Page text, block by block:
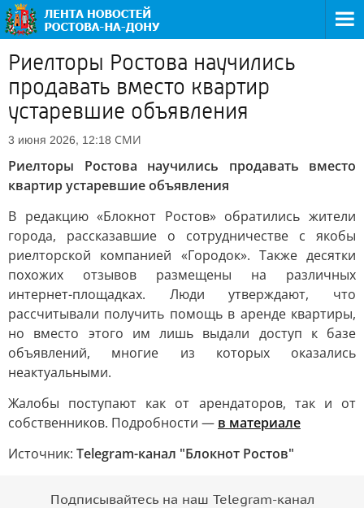
Риелторы Ростова научились
продавать вместо квартир
устаревшие объявления
3 июня 2026, 12:18 СМИ
Риелторы Ростова научились продавать вместо
квартир устаревшие объявления
В редакцию «Блокнот Ростов» обратились жители
города, рассказавшие о сотрудничестве с якобы
риелторской компанией «Городок». Также десятки
похожих отзывов размещены на различных
интернет-площадках. Люди утверждают, что
рассчитывали получить помощь в аренде квартиры,
но вместо этого им лишь выдали доступ к базе
объявлений, многие из которых оказались
неактуальными.
Жалобы поступают как от арендаторов, так и от
собственников. Подробности — в материале
Источник: Telegram-канал "Блокнот Ростов"
Подписывайтесь на наш Telegram-канал